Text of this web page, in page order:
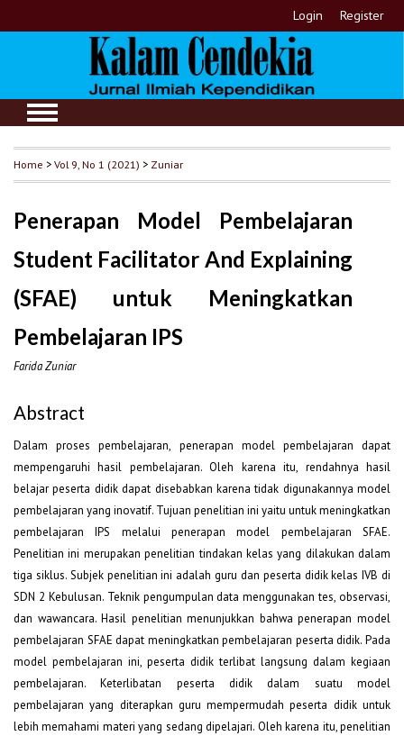
Login Register
Home >Vol 9, No 1 (2021) > Zuniar
Penerapan Model Pembelajaran
Student Facilitator And Explaining
(SFAE) untuk Meningkatkan
Pembelajaran IPS
Farida Zuniar
Abstract
Dalam proses pembelajaran, penerapan model pembelajaran dapat
mempengaruhi hasil pembelajaran. Oleh karena itu, rendahnya hasil
belajar peserta didik dapat disebabkan karena tidak digunakannya model
pembelajaran yang inovatif. Tujuan penelitian ini yaitu untuk meningkatkan
pembelajaran IPS melalui penerapan model pembelajaran SFAE.
Penelitian ini merupakan penelitian tindakan kelas yang dilakukan dalam
tiga siklus. Subjek penelitian ini adalah guru dan peserta didik kelas IVB di
SDN 2 Kebulusan. Teknik pengumpulan data menggunakan tes, observasi,
dan wawancara. Hasil penelitian menunjukkan bahwa penerapan model
pembelajaran SFAE dapat meningkatkan pembelajaran peserta didik. Pada
model pembelajaran ini, peserta didik terlibat langsung dalam kegiaan
pembelajaran. Keterlibatan peserta didik dalam suatu model
pembelajaran yang diterapkan guru mempermudah peserta didik untuk
lebih memahami materi yang sedang dipelajari. Oleh karena itu, penelitian